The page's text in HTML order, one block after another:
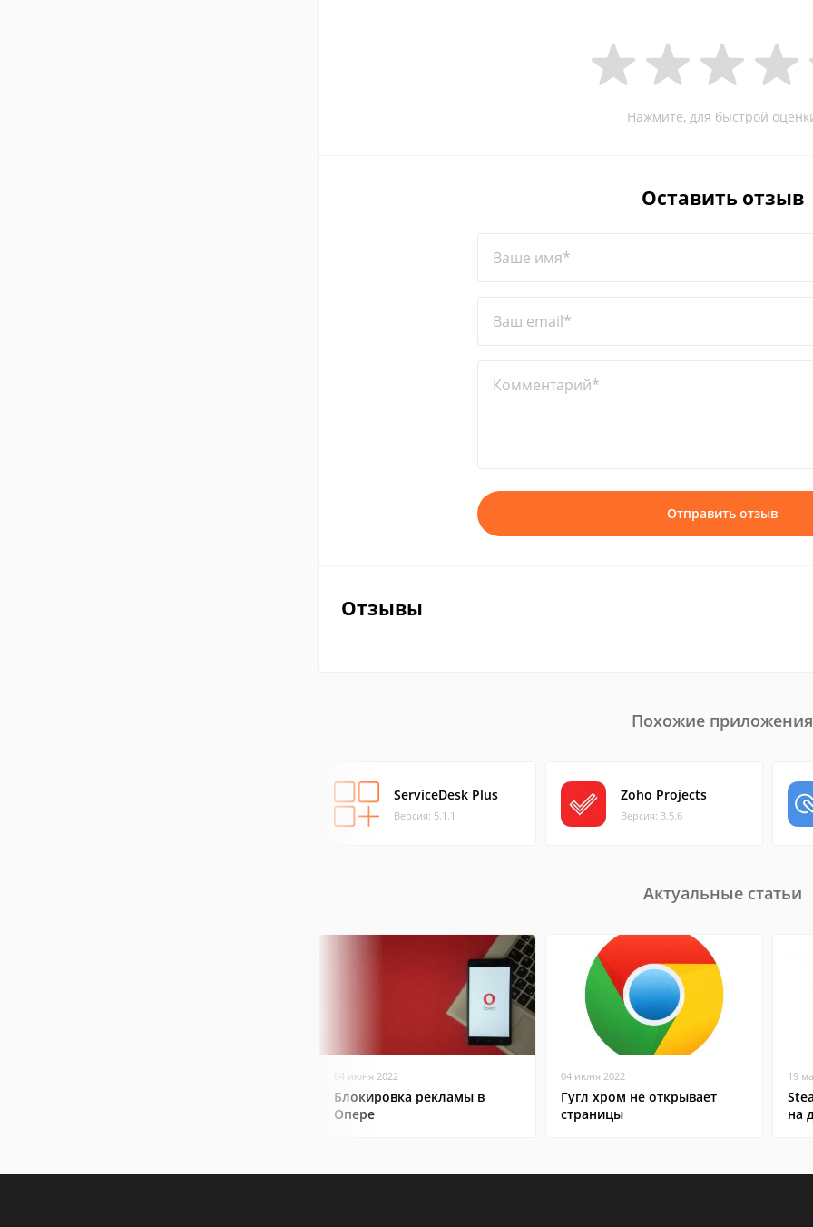
Нажмите, для быстрой
Оставить отзыв
Ваше имя*
Ваш email*
Комментарий*
Отправить отзыв
Отзывы
Похожие приложения
ServiceDesk Plus
Версия: 5.1.1
Zoho Projects
Версия: 3.5.6
Актуальные статьи
04 июня 2022
Блокировка рекламы в
Опере
04 июня 2022
Гугл хром не открывает
страницы
19
на